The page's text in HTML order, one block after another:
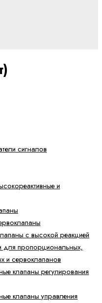
сигналов
и
с высокой реакцией
для пропорциональных,
и сервоклапанов
клапаны регулирования
клапаны управления